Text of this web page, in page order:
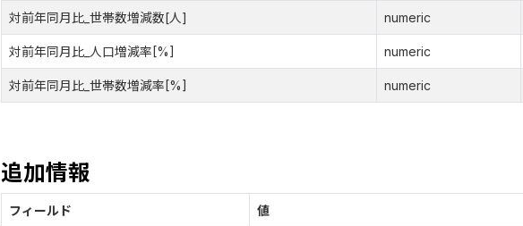
対前年同月比_世帯数増減数[人] numeric
対前年同月比_人口増減率[%] numeric
対前年同月比_世帯数増減率[%] numeric
追加情報
フィールド 値